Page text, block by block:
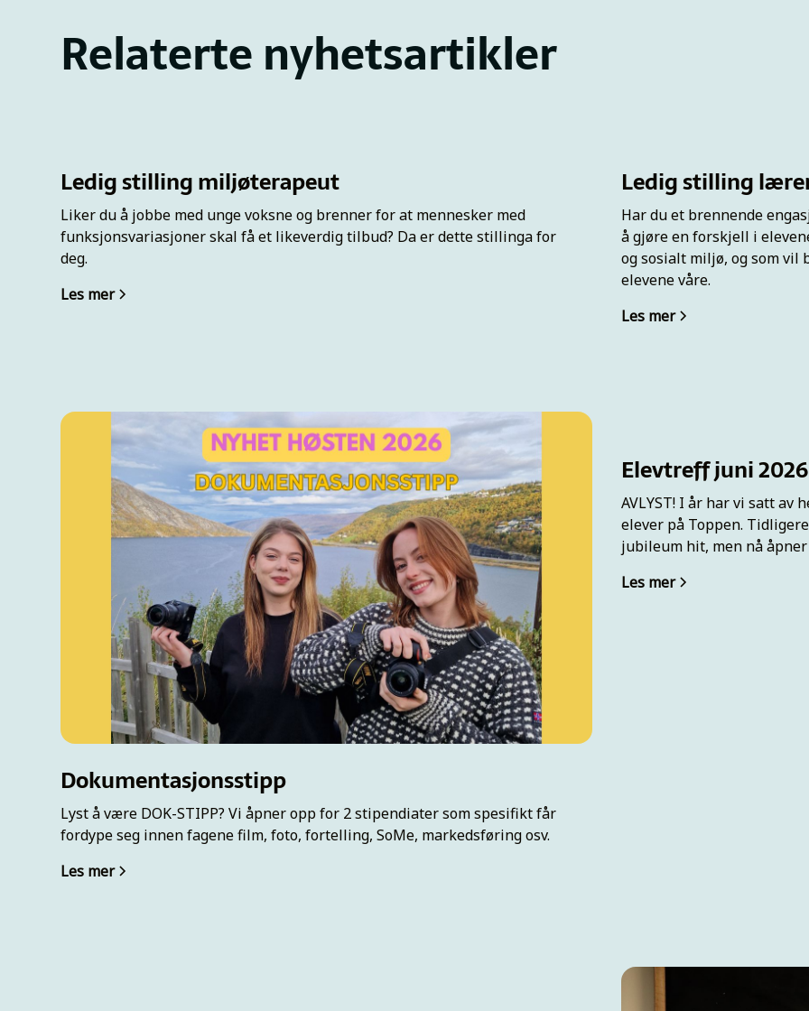
Relaterte nyhetsartikler
Ledig stilling miljøterapeut
Liker du å jobbe med unge voksne og brenner for at mennesker med
funksjonsvariasjoner skal få et likeverdig tilbud? Da er dette stillinga for
deg.
Les mer
Ledig stilling
Har du et brennende
å gjøre en forskjell i
og sosialt miljø, og som
elevene våre.
Les mer
Dokumentasjonsstipp
Lyst å være DOK-STIPP? Vi åpner opp for 2 stipendiater som spesifikt får
fordype seg innen fagene film, foto, fortelling, SoMe, markedsføring osv.
Les mer
Elevtreff juni 2026
AVLYST! I år har vi satt av
elever på Toppen.
jubileum hit, men nå
Les mer